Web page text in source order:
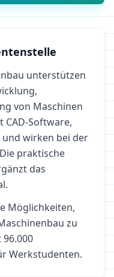
unterstützen
von Maschinen
CAD-Software,
wirken bei der
praktische
das
Möglichkeiten,
zu
Werkstudenten.